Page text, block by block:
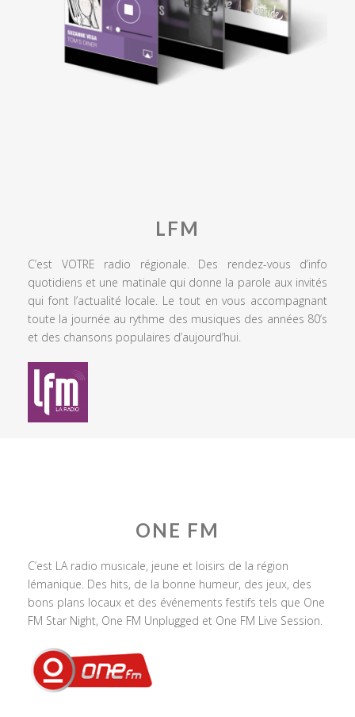
LFM
C’est VOTRE radio régionale. Des rendez-vous d’info
quotidiens et une matinale qui donne la parole aux invités
qui font l’actualité locale. Le tout en vous accompagnant
toute la journée au rythme des musiques des années 80’s
et des chansons populaires d’aujourd’hui.
ONE FM
C’est LA radio musicale, jeune et loisirs de la région
lémanique. Des hits, de la bonne humeur, des jeux, des
bons plans locaux et des événements festifs tels que One
FM Star Night, One FM Unplugged et One FM Live Session.